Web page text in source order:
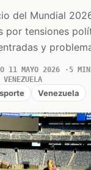
del Mundial
por tensiones
y
11 MAYO 2026
5 MIN
Venezuela